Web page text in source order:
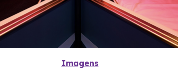
Imagens